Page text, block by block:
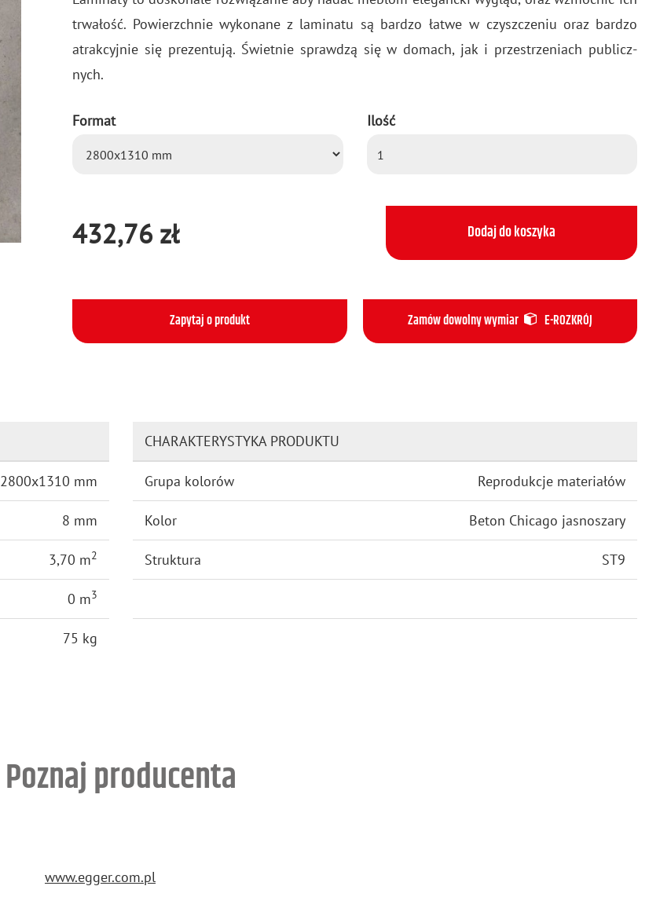
trwa­łość. Po­wierzch­nie wy­ko­na­ne z la­mi­na­tu są bar­dzo łatwe w czysz­cze­niu oraz bar­dzo
atrak­cyj­nie się pre­zen­tu­ją. Świet­nie spraw­dzą się w do­mach, jak i prze­strze­niach pu­blicz­
nych.
Format Ilość
432,76 zł Dodaj do koszyka
Zapytaj o produkt Zamów dowolny wymiar E-ROZKRÓJ
2800x1310 mm
8 mm
3,70 m2
0 m3
75 kg
CHARAKTERYSTYKA PRODUKTU
Grupa kolorów Reprodukcje materiałów
Kolor Beton Chicago jasnoszary
Struktura ST9
Poznaj producenta
www.​egger.​com.​pl